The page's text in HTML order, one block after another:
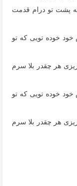
پشت تو درام قدمت
خوده تویی که تو
هر چقدر بلا سرم
خوده تویی که تو
هر چقدر بلا سرم